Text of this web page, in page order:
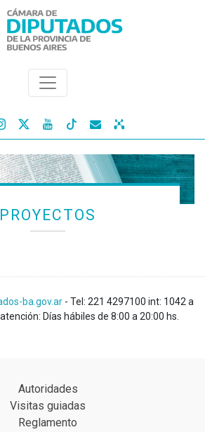
  
PROYECTOS
ba.gov.ar - Tel: 221 4297100 int: 1042 a
Días hábiles de 8:00 a 20:00 hs.
Autoridades
Visitas guiadas
Reglamento